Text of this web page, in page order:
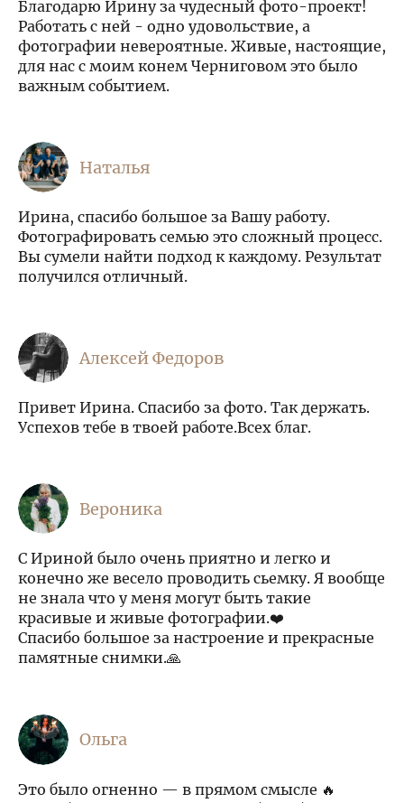
Благодарю Ирину за чудесный фото-проект!
Работать с ней - одно удовольствие, а
фотографии невероятные. Живые, настоящие,
для нас с моим конем Черниговом это было
важным событием.
Наталья
Ирина, спасибо большое за Вашу работу.
Фотографировать семью это сложный процесс.
Вы сумели найти подход к каждому. Результат
получился отличный.
Алексей Федоров
Привет Ирина. Спасибо за фото. Так держать.
Успехов тебе в твоей работе.Всех благ.
Вероника
С Ириной было очень приятно и легко и
конечно же весело проводить сьемку. Я вообще
не знала что у меня могут быть такие
красивые и живые фотографии.❤️
Спасибо большое за настроение и прекрасные
памятные снимки.🙏
Ольга
Это было огненно — в прямом смысле 🔥